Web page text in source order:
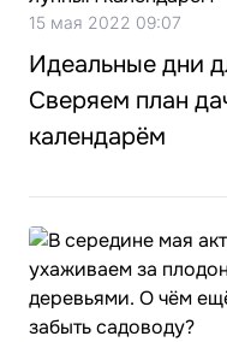
15 мая 2022 09:07
Идеальные дни
Сверяем план
календарём